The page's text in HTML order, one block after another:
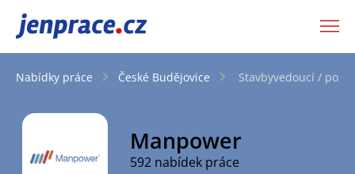
JenPráce.cz
Nabídky práce České Budějovice Stavbyvedoucí /
Manpower
592 nabídek práce